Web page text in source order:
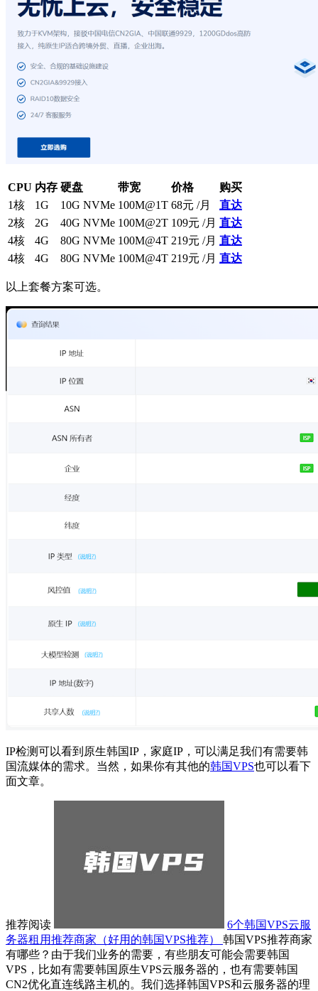
CPU 内存 硬盘 带宽 价格
购买
1核
1G 10G NVMe 100M@1T 68元 /月
直达
2核
2G 40G NVMe 100M@2T 109元 /月 直达
4核
4G 80G NVMe 100M@4T 219元 /月 直达
4核
4G 80G NVMe 100M@4T 219元 /月 直达
以上套餐方案可选。
IP检测可以看到原生韩国IP，家庭IP，可以满足我们有需要韩
国流媒体的需求。当然，如果你有其他的韩国VPS也可以看下
面文章。
推荐阅读
6个韩国VPS云服
务器租用推荐商家（好用的韩国VPS推荐）
韩国VPS推荐商家
有哪些？由于我们业务的需要，有些朋友可能会需要韩国
VPS，比如有需要韩国原生VPS云服务器的，也有需要韩国
CN2优化直连线路主机的。我们选择韩国VPS和云服务器的理